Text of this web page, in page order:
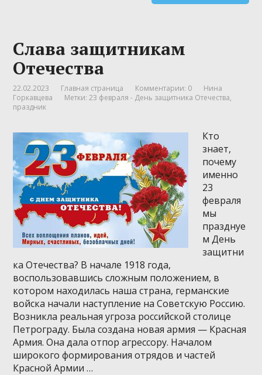
Слава защитникам
Отечества
22.02.2023 Главная страница Комментарии: 0
Нина
Горкавцева
Метки:23 февраля - День защитника Отечества,
праздник
Кто
знает,
почему
именно
23
февраля
мы
празднуе
м День
защитни
ка Отечества? В начале 1918 года,
воспользовавшись сложным положением, в
котором находилась наша страна, германские
войска начали наступление на Советскую Россию.
Возникла реальная угроза российской столице
Петрограду. Была создана новая армия — Красная
Армия. Она дала отпор агрессору. Началом
широкого формирования отрядов и частей
Красной Армии …